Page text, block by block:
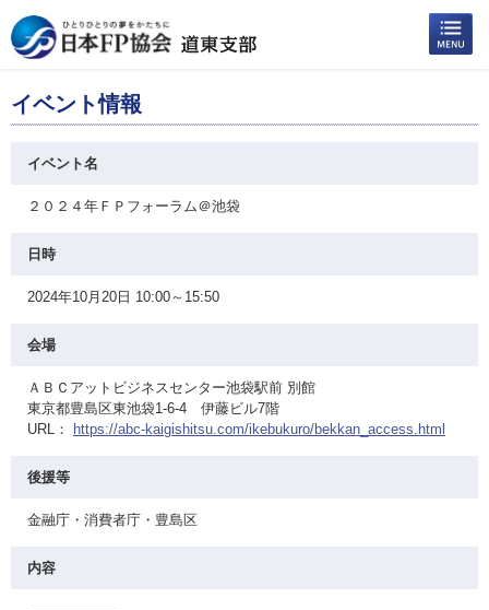
イベント情報
イベント名
２０２４年ＦＰフォーラム＠池袋
日時
2024年10月20日 10:00～15:50
会場
ＡＢＣアットビジネスセンター池袋駅前 別館
東京都豊島区東池袋1-6-4 伊藤ビル7階
URL：
https://abc-kaigishitsu.com/ikebukuro/bekkan_access.html
後援等
金融庁・消費者庁・豊島区
内容